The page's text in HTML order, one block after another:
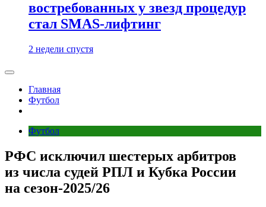
востребованных у звезд процедур
стал SMAS-лифтинг
2 недели спустя
Главная
Футбол
Футбол
РФС исключил шестерых арбитров
из числа судей РПЛ и Кубка России
на сезон‑2025/26